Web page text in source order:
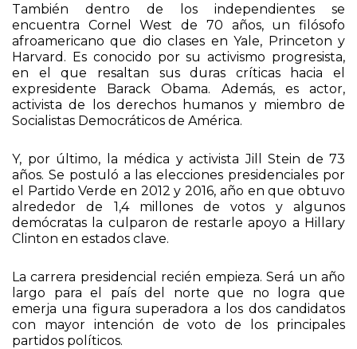
También dentro de los independientes se
encuentra Cornel West de 70 años, un filósofo
afroamericano que dio clases en Yale, Princeton y
Harvard. Es conocido por su activismo progresista,
en el que resaltan sus duras críticas hacia el
expresidente Barack Obama. Además, es actor,
activista de los derechos humanos y miembro de
Socialistas Democráticos de América.
Y, por último, la médica y activista Jill Stein de 73
años. Se postuló a las elecciones presidenciales por
el Partido Verde en 2012 y 2016, año en que obtuvo
alrededor de 1,4 millones de votos y algunos
demócratas la culparon de restarle apoyo a Hillary
Clinton en estados clave.
La carrera presidencial recién empieza. Será un año
largo para el país del norte que no logra que
emerja una figura superadora a los dos candidatos
con mayor intención de voto de los principales
partidos políticos.